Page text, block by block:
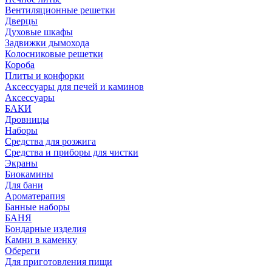
Вентиляционные решетки
Дверцы
Духовые шкафы
Задвижки дымохода
Колосниковые решетки
Короба
Плиты и конфорки
Аксессуары для печей и каминов
Аксессуары
БАКИ
Дровницы
Наборы
Средства для розжига
Средства и приборы для чистки
Экраны
Биокамины
Для бани
Ароматерапия
Банные наборы
БАНЯ
Бондарные изделия
Камни в каменку
Обереги
Для приготовления пищи